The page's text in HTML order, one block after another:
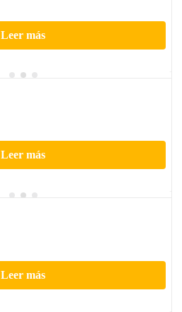
Leer más
Leer más
Leer más